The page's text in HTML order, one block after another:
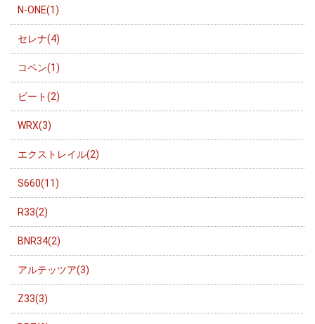
N-ONE(1)
セレナ(4)
コペン(1)
ビート(2)
WRX(3)
エクストレイル(2)
S660(11)
R33(2)
BNR34(2)
アルテッツア(3)
Z33(3)